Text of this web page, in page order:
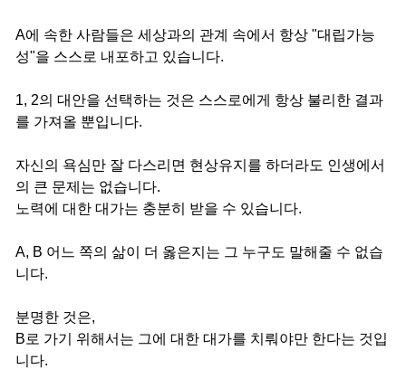
A에 속한 사람들은 세상과의 관계 속에서 항상 "대립가능
성"을 스스로 내포하고 있습니다.
1, 2의 대안을 선택하는 것은 스스로에게 항상 불리한 결과
를 가져올 뿐입니다.
자신의 욕심만 잘 다스리면 현상유지를 하더라도 인생에서
의 큰 문제는 없습니다.
노력에 대한 대가는 충분히 받을 수 있습니다.
A, B 어느 쪽의 삶이 더 옳은지는 그 누구도 말해줄 수 없습
니다.
분명한 것은,
B로 가기 위해서는 그에 대한 대가를 치뤄야만 한다는 것입
니다.